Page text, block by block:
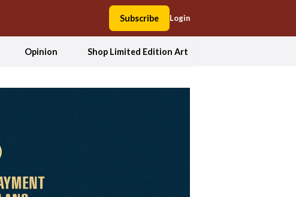
Subscribe Login
Opinion Shop Limited Edition Art